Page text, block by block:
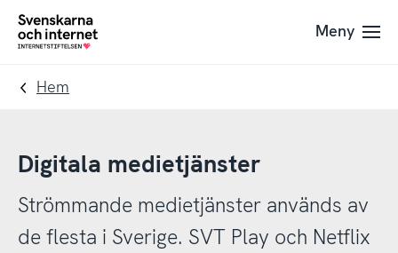
Till
navigation
Till
innehåll
To
Meny
Hem
Digitala medietjänster
Strömmande medietjänster används av
de flesta i Sverige. SVT Play och Netflix